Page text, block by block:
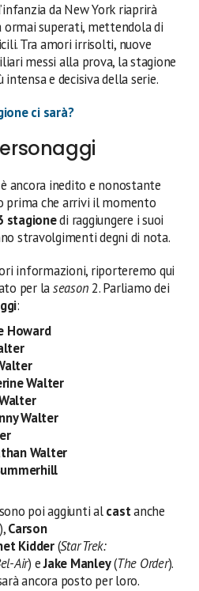
da New York riaprirà
ormai superati, mettendola di
Tra amori irrisolti, nuove
messi alla prova, la stagione
e decisiva della serie.
ci sarà?
ancora inedito e nonostante
prima che arrivi il momento
stagionedi raggiungere i suoi
stravolgimenti degni di nota.
informazioni, riporteremo qui
per laseason2. Parliamo dei
:
Howard
Walter
Walter
Walter
poi aggiunti alcastanche
Carson
Kidder(Star Trek:
Air) eJake Manley(The Order).
ancora posto per loro.